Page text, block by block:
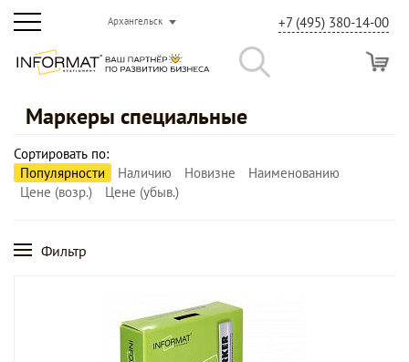
Архангельск +7 (495) 380-14-00
Маркеры специальные
Сортировать по:
Популярности
Наличию Новизне
Наименованию
Цене (возр.)
Цене (убыв.)
Фильтр